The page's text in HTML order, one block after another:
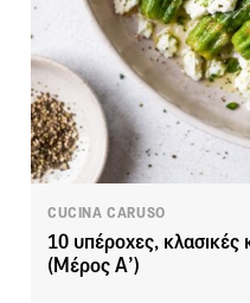
CUCINA CARUSO
10 υπέροχες, κλασικές
(Μέρος Α’)